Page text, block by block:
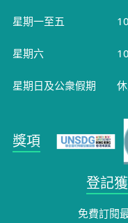
星期一至五
星期六
星期日及公衆假期
登記
免費訂閱
獎項